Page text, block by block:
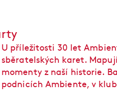
U příležitosti 30 let
sběratelských karet.
momenty z naší historie.
podnicích Ambiente, v